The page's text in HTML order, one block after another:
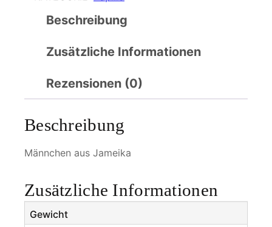
Beschreibung
Zusätzliche Informationen
Rezensionen (0)
Beschreibung
Männchen aus Jameika
Zusätzliche Informationen
Gewicht